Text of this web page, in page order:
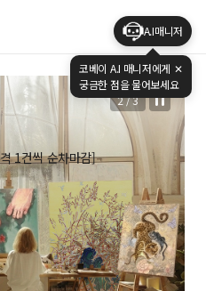
A.I매니저
1건씩 순차마감]
2/3
코베이 A.I 매니저에게 ✕
궁금한 점을 물어보세요